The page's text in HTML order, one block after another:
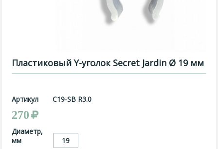
Пластиковый Y-уголок Secret Jardin Ø 19 мм
Артикул C19-SB R3.0
270
Диаметр,
мм
19